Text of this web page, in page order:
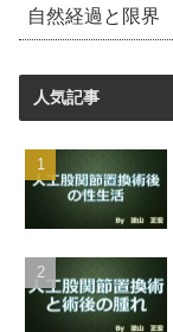
自然経過と限界
人気記事